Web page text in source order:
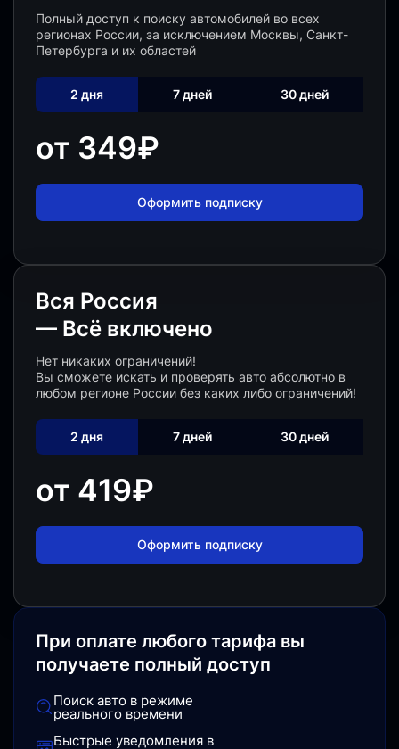
Полный доступ к поиску автомобилей во всех
регионах России, за исключением Москвы, Санкт-
Петербурга и их областей
2 дня 7 дней 30 дней
от 349₽
Оформить подписку
Вся Россия
— Всё включено
Нет никаких ограничений!
Вы сможете искать и проверять авто абсолютно в
любом регионе России без каких либо ограничений!
2 дня 7 дней 30 дней
от 419₽
Оформить подписку
При оплате любого тарифа вы
получаете полный доступ
Поиск авто в режиме
реального времени
Быстрые уведомления в